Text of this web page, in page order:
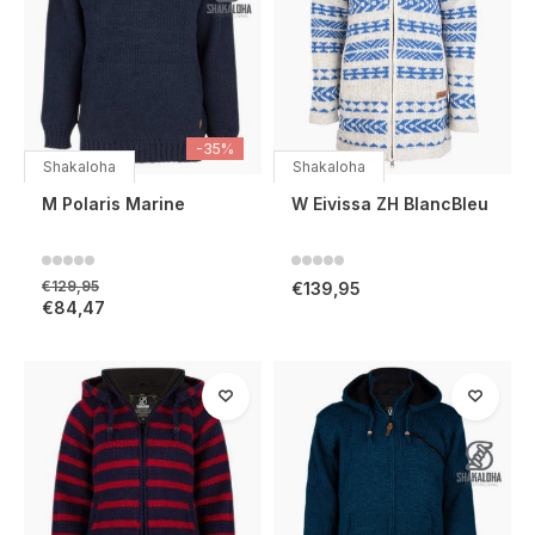
-35%
Shakaloha
M Polaris Marine
€129,95
€84,47
Shakaloha
W Eivissa ZH BlancBleu
€139,95